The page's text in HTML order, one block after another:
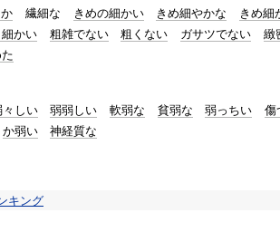
繊細な きめの細かい きめ細やかな きめ細
かい 粗雑でない 粗くない ガサツでない 緻
々しい 弱弱しい 軟弱な 貧弱な 弱っちい 傷
か弱い 神経質な
キング